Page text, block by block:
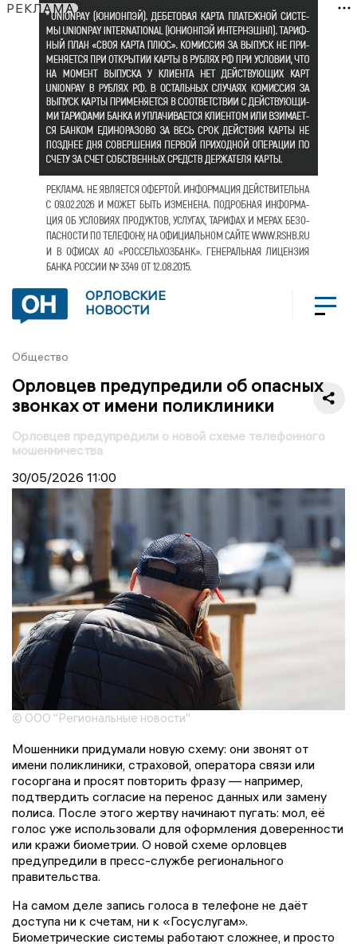
РЕКЛАМА
ОРЛОВСКИЕ
НОВОСТИ
Общество
Орловцев предупредили об опасных
звонках от имени поликлиники
Орловцев предупредили о новой схеме телефонного
мошенничества
30/05/2026 11:00
© ООО "Региональные новости"
Мошенники придумали новую схему: они звонят от
имени поликлиники, страховой, оператора связи или
госоргана и просят повторить фразу — например,
подтвердить согласие на перенос данных или замену
полиса. После этого жертву начинают пугать: мол, её
голос уже использовали для оформления доверенности
или кражи биометрии. О новой схеме орловцев
предупредили в пресс-службе регионального
правительства.
На самом деле запись голоса в телефоне не даёт
доступа ни к счетам, ни к «Госуслугам».
Биометрические системы работают сложнее, и просто